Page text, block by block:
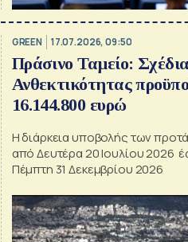
GREEN 17.07.2026, 09:50
Πράσινο Ταμείο:
Ανθεκτικότητας
16.144.800 ευρώ
Η διάρκεια υποβολής των
από Δευτέρα 20 Ιουλίου 2026
Πέμπτη 31 Δεκεμβρίου 2026